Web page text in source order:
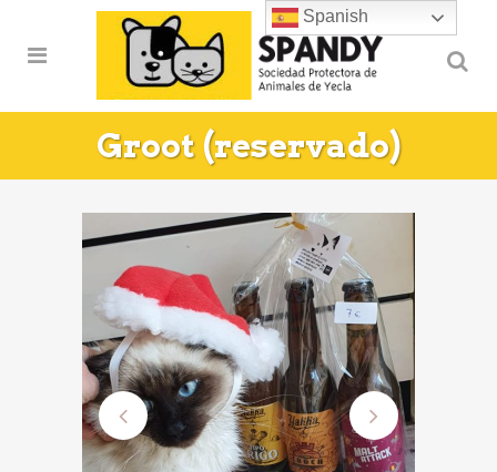
Groot (reservado)
Spanish